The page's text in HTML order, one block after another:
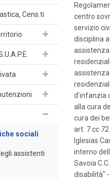
Cens.ti
sociali
assistenti
centro
servizio
disciplina
d'infanzia
alla cura
cura dei
art. 7 cc
Iglesias
interno
Savoia
disabilità" -